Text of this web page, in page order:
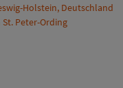
Holstein, Deutschland
Peter-Ording